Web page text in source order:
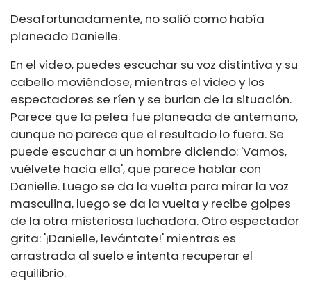
Desafortunadamente, no salió como había
planeado Danielle.
En el video, puedes escuchar su voz distintiva y su
cabello moviéndose, mientras el video y los
espectadores se ríen y se burlan de la situación.
Parece que la pelea fue planeada de antemano,
aunque no parece que el resultado lo fuera. Se
puede escuchar a un hombre diciendo: 'Vamos,
vuélvete hacia ella', que parece hablar con
Danielle. Luego se da la vuelta para mirar la voz
masculina, luego se da la vuelta y recibe golpes
de la otra misteriosa luchadora. Otro espectador
grita: '¡Danielle, levántate!' mientras es
arrastrada al suelo e intenta recuperar el
equilibrio.